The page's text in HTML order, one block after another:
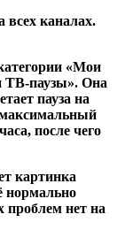
всех каналах.
«Мои
ТВ-паузы». Она
пауза на
после чего
картинка
нормально
проблем нет на